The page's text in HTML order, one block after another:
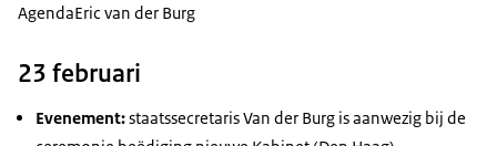
AgendaEric van der Burg
23 februari
Evenement:staatssecretaris Van der Burg is aanwezig bij de